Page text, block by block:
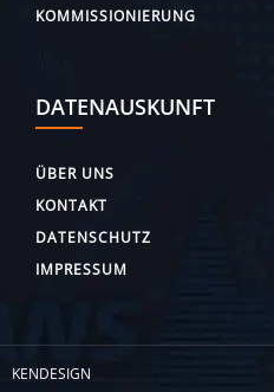
KOMMISSIONIERUNG
DATENAUSKUNFT
ÜBER UNS
KONTAKT
DATENSCHUTZ
IMPRESSUM
KENDESIGN